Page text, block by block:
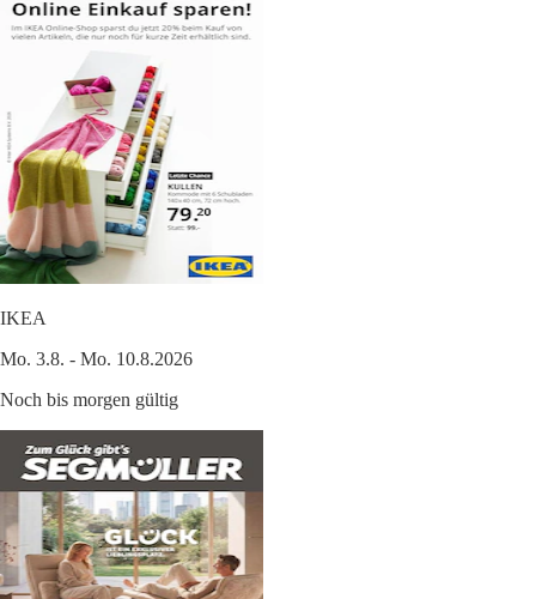
IKEA
Mo. 3.8. - Mo. 10.8.2026
Noch bis morgen gültig